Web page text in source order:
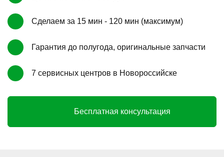
Сделаем за 15 мин - 120 мин (максимум)
Гарантия до полугода, оригинальные запчасти
7 сервисных центров в Новороссийске
Бесплатная консультация